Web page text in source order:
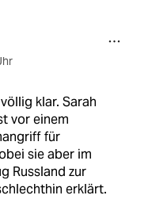
klar. Sarah
vor einem
für
sie aber im
Russland zur
erklärt.